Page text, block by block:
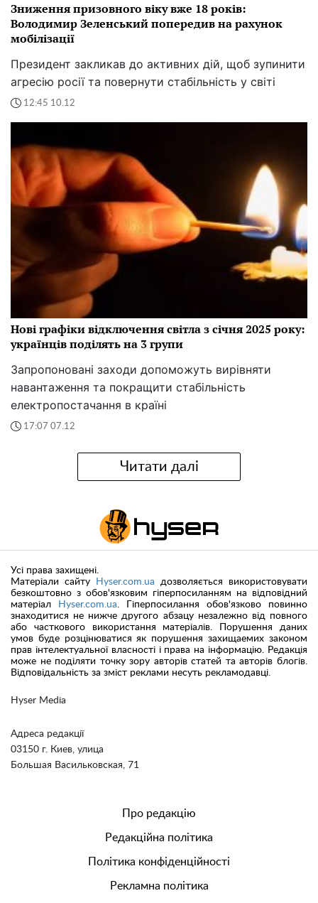
Зниження призовного віку вже 18 років:
Володимир Зеленський попередив на рахунок
мобілізації
Президент закликав до активних дій, щоб зупинити
агресію росії та повернути стабільність у світі
12:45 10.12
Нові графіки відключення світла з січня 2025 року:
українців поділять на 3 групи
Запропоновані заходи допоможуть вирівняти
навантаження та покращити стабільність
електропостачання в країні
17:07 07.12
Читати далі
Hyser Media
Адреса редакції
03150 г. Киев, улица
Большая Васильковская, 71
Усі права захищені.
Матеріали сайту
Hyser.com.ua дозволяється використовувати
безкоштовно з обов'язковим гіперпосиланням на відповідний
матеріал
Hyser.com.ua. Гіперпосилання обов'язково повинно
знаходитися не нижче другого абзацу незалежно від повного
або часткового використання матеріалів. Порушення даних
умов буде розцінюватися як порушення захищаемих законом
прав інтелектуальної власності і права на інформацію. Редакція
може не поділяти точку зору авторів статей та авторів блогів.
Відповідальність за зміст реклами несуть рекламодавці.
Про редакцію
Редакційна політика
Політика конфіденційності
Рекламна політика